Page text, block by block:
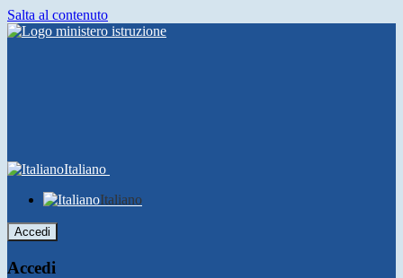
Salta al contenuto
Italiano
Italiano
Accedi
Accedi